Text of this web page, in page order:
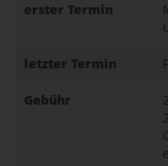
erster Termin
letzter Termin
Gebühr